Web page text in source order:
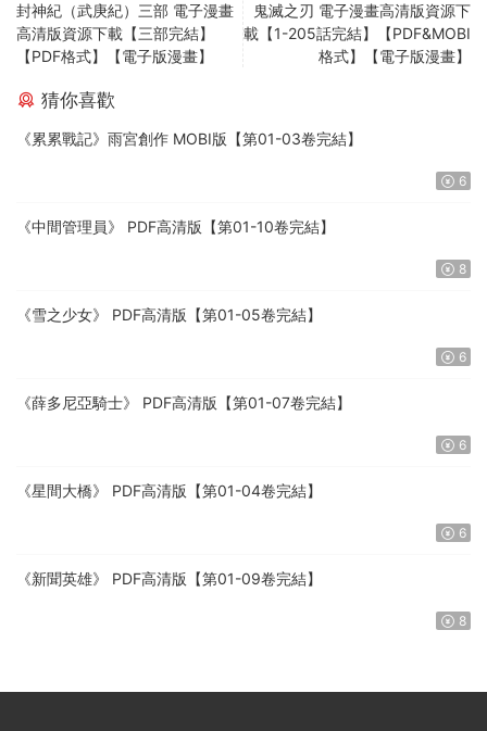
封神紀（武庚紀）三部 電子漫畫
高清版資源下載【三部完結】
【PDF格式】【電子版漫畫】
鬼滅之刃 電子漫畫高清版資源下
載【1-205話完結】【PDF&MOBI
格式】【電子版漫畫】
猜你喜歡
《累累戰記》雨宮創作 MOBI版【第01-03卷完結】
6
《中間管理員》 PDF高清版【第01-10卷完結】
8
《雪之少女》 PDF高清版【第01-05卷完結】
6
《薛多尼亞騎士》 PDF高清版【第01-07卷完結】
6
《星間大橋》 PDF高清版【第01-04卷完結】
6
《新聞英雄》 PDF高清版【第01-09卷完結】
8